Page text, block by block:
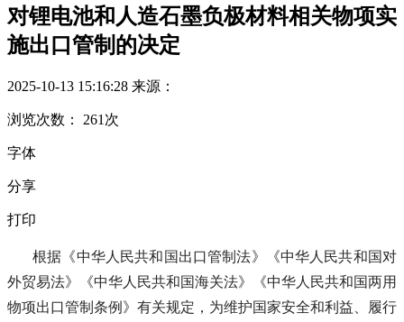
对锂电池和人造石墨负极材料相关物项实
施出口管制的决定
2025-10-13 15:16:28 来源：
浏览次数： 261 次
字体
分享
打印
根据《中华人民共和国出口管制法》《中华人民共和国对
外贸易法》《中华人民共和国海关法》《中华人民共和国两用
物项出口管制条例》有关规定，为维护国家安全和利益、履行